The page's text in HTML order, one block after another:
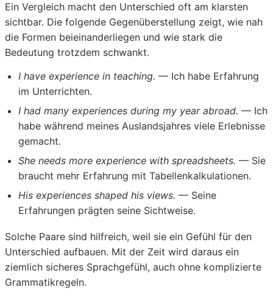
Ein Vergleich macht den Unterschied oft am klarsten
sichtbar. Die folgende Gegenüberstellung zeigt, wie nah
die Formen beieinanderliegen und wie stark die
Bedeutung trotzdem schwankt.
I have experience in teaching. — Ich habe Erfahrung
im Unterrichten.
I had many experiences during my year abroad. — Ich
habe während meines Auslandsjahres viele Erlebnisse
gemacht.
She needs more experience with spreadsheets. — Sie
braucht mehr Erfahrung mit Tabellenkalkulationen.
His experiences shaped his views. — Seine
Erfahrungen prägten seine Sichtweise.
Solche Paare sind hilfreich, weil sie ein Gefühl für den
Unterschied aufbauen. Mit der Zeit wird daraus ein
ziemlich sicheres Sprachgefühl, auch ohne komplizierte
Grammatikregeln.